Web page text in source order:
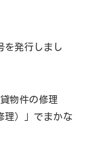
を発行しまし
物件の修理
理）」でまかな